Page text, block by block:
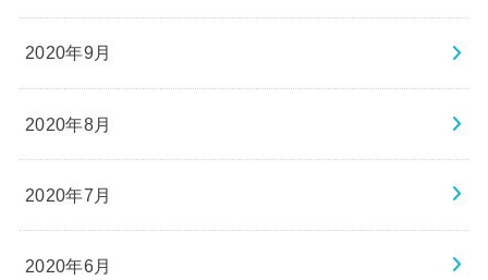
2020年9月
2020年8月
2020年7月
2020年6月